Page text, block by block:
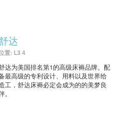
达
置: L3 4
达为美国排名第1的高级床褥品牌。配
最高级的专利设计、用料以及世界给
工，舒达床褥必定会成为的的美梦良
。